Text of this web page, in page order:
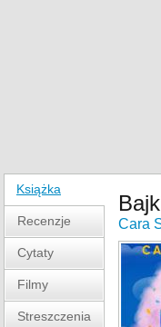
Książka
Recenzje
Cytaty
Filmy
Streszczenia
Cara